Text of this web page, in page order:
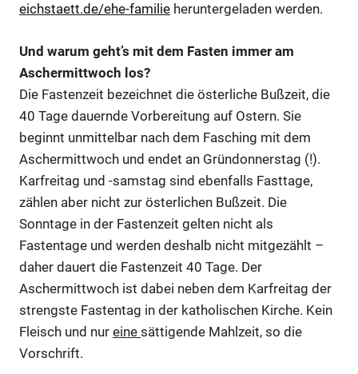
eichstaett.de/ehe-familie heruntergeladen werden.
Und warum geht’s mit dem Fasten immer am
Aschermittwoch los?
Die Fastenzeit bezeichnet die österliche Bußzeit, die
40 Tage dauernde Vorbereitung auf Ostern. Sie
beginnt unmittelbar nach dem Fasching mit dem
Aschermittwoch und endet an Gründonnerstag (!).
Karfreitag und -samstag sind ebenfalls Fasttage,
zählen aber nicht zur österlichen Bußzeit. Die
Sonntage in der Fastenzeit gelten nicht als
Fastentage und werden deshalb nicht mitgezählt –
daher dauert die Fastenzeit 40 Tage. Der
Aschermittwoch ist dabei neben dem Karfreitag der
strengste Fastentag in der katholischen Kirche. Kein
Fleisch und nur eine sättigende Mahlzeit, so die
Vorschrift.